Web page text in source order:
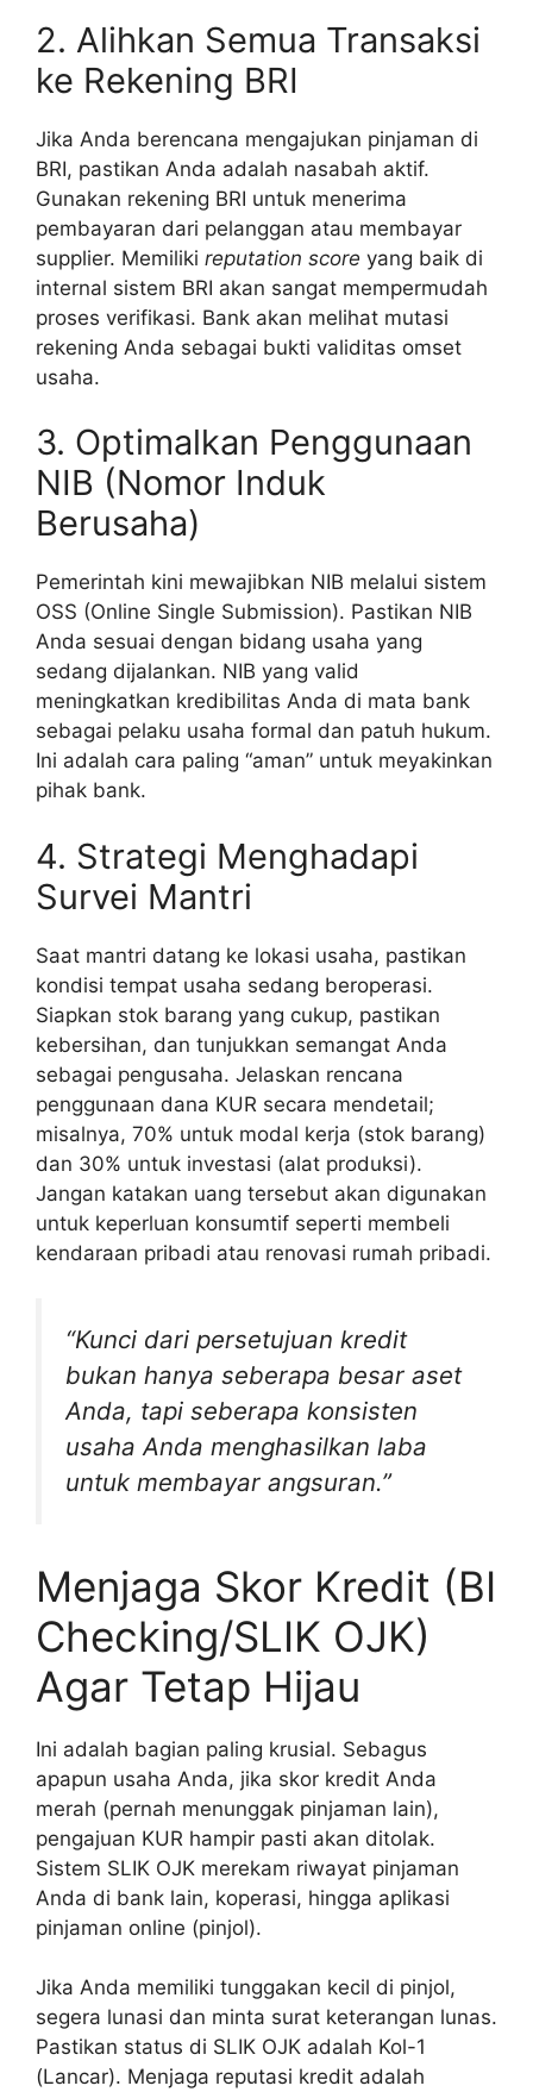
2. Alihkan Semua Transaksi
ke Rekening BRI
Jika Anda berencana mengajukan pinjaman di
BRI, pastikan Anda adalah nasabah aktif.
Gunakan rekening BRI untuk menerima
pembayaran dari pelanggan atau membayar
supplier. Memiliki reputation score yang baik di
internal sistem BRI akan sangat mempermudah
proses verifikasi. Bank akan melihat mutasi
rekening Anda sebagai bukti validitas omset
usaha.
3. Optimalkan Penggunaan
NIB (Nomor Induk
Berusaha)
Pemerintah kini mewajibkan NIB melalui sistem
OSS (Online Single Submission). Pastikan NIB
Anda sesuai dengan bidang usaha yang
sedang dijalankan. NIB yang valid
meningkatkan kredibilitas Anda di mata bank
sebagai pelaku usaha formal dan patuh hukum.
Ini adalah cara paling “aman” untuk meyakinkan
pihak bank.
4. Strategi Menghadapi
Survei Mantri
Saat mantri datang ke lokasi usaha, pastikan
kondisi tempat usaha sedang beroperasi.
Siapkan stok barang yang cukup, pastikan
kebersihan, dan tunjukkan semangat Anda
sebagai pengusaha. Jelaskan rencana
penggunaan dana KUR secara mendetail;
misalnya, 70% untuk modal kerja (stok barang)
dan 30% untuk investasi (alat produksi).
Jangan katakan uang tersebut akan digunakan
untuk keperluan konsumtif seperti membeli
kendaraan pribadi atau renovasi rumah pribadi.
“Kunci dari persetujuan kredit
bukan hanya seberapa besar aset
Anda, tapi seberapa konsisten
usaha Anda menghasilkan laba
untuk membayar angsuran.”
Menjaga Skor Kredit (BI
Checking/SLIK OJK)
Agar Tetap Hijau
Ini adalah bagian paling krusial. Sebagus
apapun usaha Anda, jika skor kredit Anda
merah (pernah menunggak pinjaman lain),
pengajuan KUR hampir pasti akan ditolak.
Sistem SLIK OJK merekam riwayat pinjaman
Anda di bank lain, koperasi, hingga aplikasi
pinjaman online (pinjol).
Jika Anda memiliki tunggakan kecil di pinjol,
segera lunasi dan minta surat keterangan lunas.
Pastikan status di SLIK OJK adalah Kol-1
(Lancar). Menjaga reputasi kredit adalah